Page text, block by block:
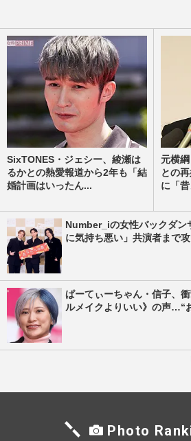
SixTONES・ジェシー、綾瀬は
るかとの熱愛報道から2年も「結
婚計画はいったん...
元横
との
に「
Number_iの女性バックダン
に気持ち悪い」共演者まで
ぱーてぃーちゃん・信子、
ルメイクよりいい》の声…“
Photo